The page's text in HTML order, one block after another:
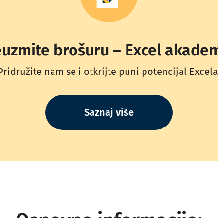
brošuru – Excel
nam se i otkrijte puni potencijal
Saznaj više